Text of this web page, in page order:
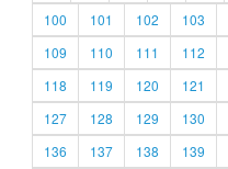
100
101 102 103
109
110 111 112
118
119 120 121
127
128 129 130
136
137 138 139